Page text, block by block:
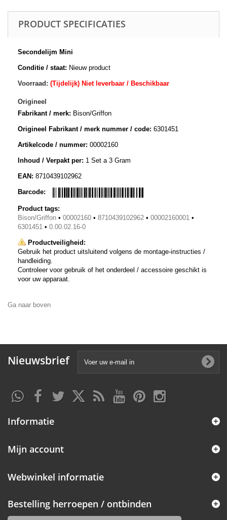
PRODUCT SPECIFICATIES
Secondelijm Mini
Conditie / staat: Nieuw product
Voorraad: (Tijdelijk) Niet leverbaar / Beschikbaar
Origineel
Fabrikant / merk: Bison/Griffon
Origineel Fabrikant / merk nummer / code: 6301451
Artikelcode / nummer: 00002160
Inhoud / Verpakt per: 1 Set a 3 Gram
EAN: 8710439102962
Barcode:
Product tags:
Bison/Griffon • 00002160 • 8710439102962 • 00002160001 •
6301451 • 0.00.02.16-0
Productveiligheid:
Gebruik het product uitsluitend volgens de montage-instructies /
handleiding.
Controleer voor gebruik of het onderdeel / accessoire geschikt is
voor uw apparaat.
Ga naar boven
Nieuwsbrief
Informatie
Mijn account
Webwinkel informatie
Bestelling herroepen / ontbinden